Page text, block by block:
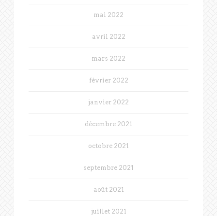
mai 2022
avril 2022
mars 2022
février 2022
janvier 2022
décembre 2021
octobre 2021
septembre 2021
août 2021
juillet 2021